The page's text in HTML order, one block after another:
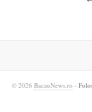
© 2026 BacauNews.ro -